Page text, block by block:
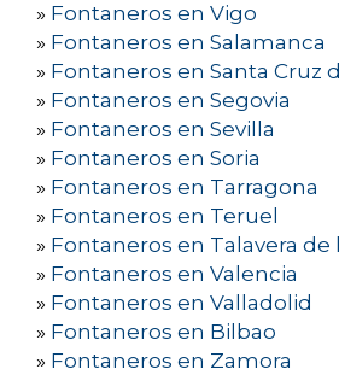
» Fontaneros en Vigo
» Fontaneros en Salamanca
» Fontaneros en Santa Cruz
» Fontaneros en Segovia
» Fontaneros en Sevilla
» Fontaneros en Soria
» Fontaneros en Tarragona
» Fontaneros en Teruel
» Fontaneros en Talavera de
» Fontaneros en Valencia
» Fontaneros en Valladolid
» Fontaneros en Bilbao
» Fontaneros en Zamora